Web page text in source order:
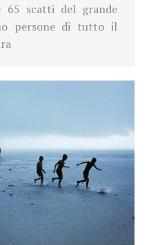
65 scatti del grande
persone di tutto il